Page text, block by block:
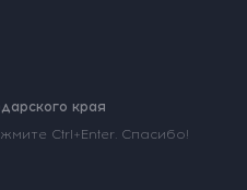
края
Ctrl+Enter. Спасибо!